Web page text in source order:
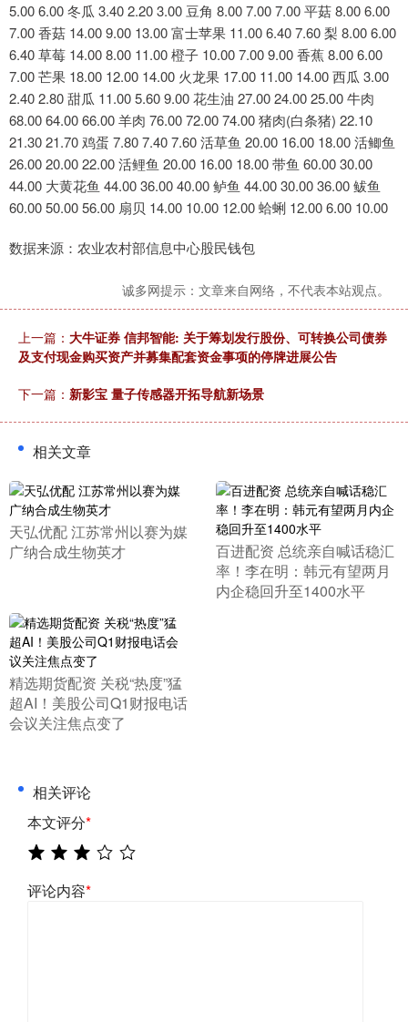
5.00 6.00 冬瓜 3.40 2.20 3.00 豆角 8.00 7.00 7.00 平菇 8.00 6.00
7.00 香菇 14.00 9.00 13.00 富士苹果 11.00 6.40 7.60 梨 8.00 6.00
6.40 草莓 14.00 8.00 11.00 橙子 10.00 7.00 9.00 香蕉 8.00 6.00
7.00 芒果 18.00 12.00 14.00 火龙果 17.00 11.00 14.00 西瓜 3.00
2.40 2.80 甜瓜 11.00 5.60 9.00 花生油 27.00 24.00 25.00 牛肉
68.00 64.00 66.00 羊肉 76.00 72.00 74.00 猪肉(白条猪) 22.10
21.30 21.70 鸡蛋 7.80 7.40 7.60 活草鱼 20.00 16.00 18.00 活鲫鱼
26.00 20.00 22.00 活鲤鱼 20.00 16.00 18.00 带鱼 60.00 30.00
44.00 大黄花鱼 44.00 36.00 40.00 鲈鱼 44.00 30.00 36.00 鲅鱼
60.00 50.00 56.00 扇贝 14.00 10.00 12.00 蛤蜊 12.00 6.00 10.00
数据来源：农业农村部信息中心股民钱包
诚多网提示：文章来自网络，不代表本站观点。
上一篇： 大牛证券 信邦智能: 关于筹划发行股份、可转换公司债券
及支付现金购买资产并募集配套资金事项的停牌进展公告
下一篇： 新影宝 量子传感器开拓导航新场景
相关文章
​天弘优配 江苏常州以赛为媒
广纳合成生物英才
​百进配资 总统亲自喊话稳汇
率！李在明：韩元有望两月
内企稳回升至1400水平
​精选期货配资 关税“热度”猛
超AI！美股公司Q1财报电话
会议关注焦点变了
相关评论
本文评分*
评论内容*